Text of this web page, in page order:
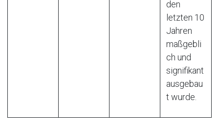
den
letzten 10
Jahren
maßgebli
ch und
signifikant
ausgebau
t wurde.